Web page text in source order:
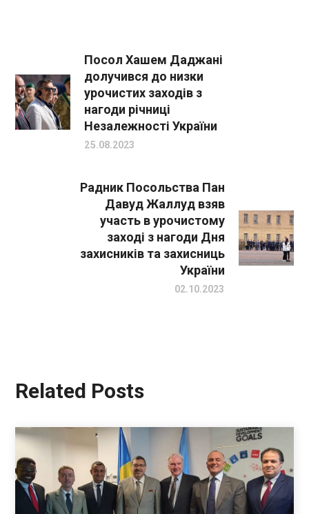
Посол Хашем Даджані
долучився до низки
урочистих заходів з
нагоди річниці
Незалежності України
25.08.2023
Радник Посольства Пан
Давуд Жаллуд взяв
участь в урочистому
заході з нагоди Дня
захисників та захисниць
України
02.10.2023
Related Posts